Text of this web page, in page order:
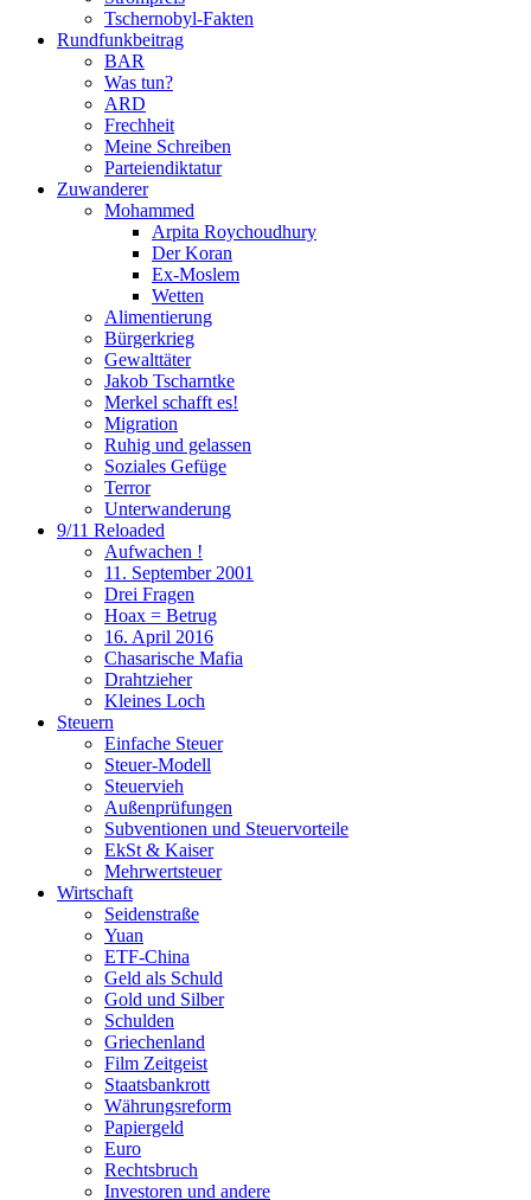
Tschernobyl-Fakten
Rundfunkbeitrag
BAR
Was tun?
ARD
Frechheit
Meine Schreiben
Parteiendiktatur
Zuwanderer
Mohammed
Arpita Roychoudhury
Der Koran
Ex-Moslem
Wetten
Alimentierung
Bürgerkrieg
Gewalttäter
Jakob Tscharntke
Merkel schafft es!
Migration
Ruhig und gelassen
Soziales Gefüge
Terror
Unterwanderung
9/11 Reloaded
Aufwachen !
11. September 2001
Drei Fragen
Hoax = Betrug
16. April 2016
Chasarische Mafia
Drahtzieher
Kleines Loch
Steuern
Einfache Steuer
Steuer-Modell
Steuervieh
Außenprüfungen
Subventionen und Steuervorteile
EkSt & Kaiser
Mehrwertsteuer
Wirtschaft
Seidenstraße
Yuan
ETF-China
Geld als Schuld
Gold und Silber
Schulden
Griechenland
Film Zeitgeist
Staatsbankrott
Währungsreform
Papiergeld
Euro
Rechtsbruch
Investoren und andere